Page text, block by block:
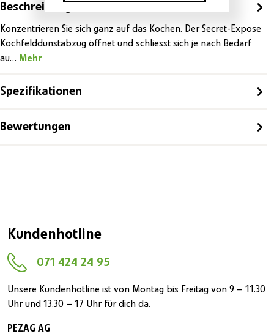
Beschreibung
Konzentrieren Sie sich ganz auf das Kochen. Der Secret-Expose
Kochfelddunstabzug öffnet und schliesst sich je nach Bedarf
au… Mehr
Spezifikationen
Bewertungen
Kundenhotline
071 424 24 95
Unsere Kundenhotline ist von Montag bis Freitag von 9 – 11.30
Uhr und 13.30 – 17 Uhr für dich da.
PEZAG AG